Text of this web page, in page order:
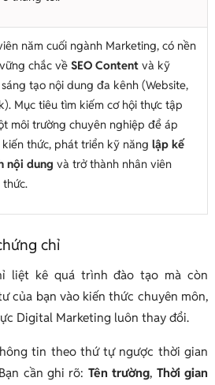
năm cuối ngành Marketing, có nền
chắc về SEO Contentvà kỹ
tạo nội dung đa kênh (Website,
Mục tiêu tìm kiếm cơ hội thực tập
môi trường chuyên nghiệp để áp
thức, phát triển kỹ năng lập kế
nội dung và trở thành nhân viên
chỉ
liệt kê quá trình đào tạo mà còn
của bạn vào kiến thức chuyên môn,
Digital Marketing luôn thay đổi.
tin theo thứ tự ngược thời gian
cần ghi rõ: Tên trường, Thời gian